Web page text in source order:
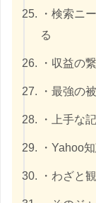
・検索ニ
る
・収益の
・最強の
・上手な
・Yahoo
・わざと